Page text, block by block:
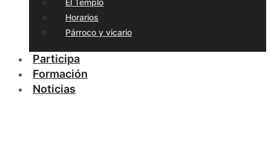
Horarios
Párroco y vicario
Participa
Formación
Noticias